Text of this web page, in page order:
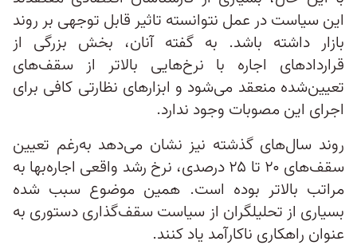
این سیاست در عمل نتوانسته تاثیر قابل توجهی بر روند
بازار داشته باشد. به گفته آنان، بخش بزرگی از
قراردادهای اجاره با نرخ‌هایی بالاتر از سقف‌های
تعیین‌شده منعقد می‌شود و ابزارهای نظارتی کافی برای
اجرای این مصوبات وجود ندارد.
روند سال‌های گذشته نیز نشان می‌دهد به‌رغم تعیین
سقف‌های ۲۰ تا ۲۵ درصدی، نرخ رشد واقعی اجاره‌بها به
مراتب بالاتر بوده است. همین موضوع سبب شده
بسیاری از تحلیلگران از سیاست سقف‌گذاری دستوری به
عنوان راهکاری ناکارآمد یاد کنند.